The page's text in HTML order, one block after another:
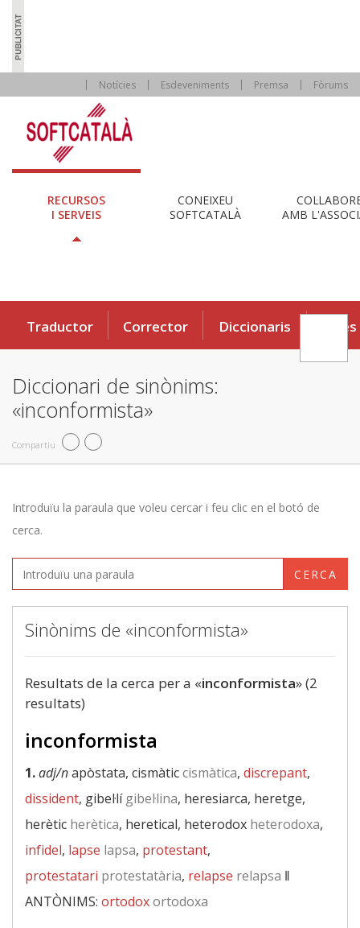
Notícies Esdeveniments Premsa Fòrums
RECURSOS
I SERVEIS
CONEIXEU
SOFTCATALÀ
AMB
Traductor Corrector Diccionaris Eines
Diccionari de sinònims:
«inconformista»
Compartiu
Introduïu la paraula que voleu cercar i feu clic en el botó de
cerca.
CERCA
Sinònims de «inconformista»
Resultats de la cerca per a «inconformista» (2
resultats)
inconformista
1.adj/napòstata, cismàticcismàtica, discrepant,
dissident, gibel·lígibel·lina, heresiarca, heretge,
herètic herètica, heretical, heterodox heterodoxa,
infidel, lapse lapsa, protestant,
protestatari protestatària, relapse relapsa ‖
ANTÒNIMS: ortodoxortodoxa